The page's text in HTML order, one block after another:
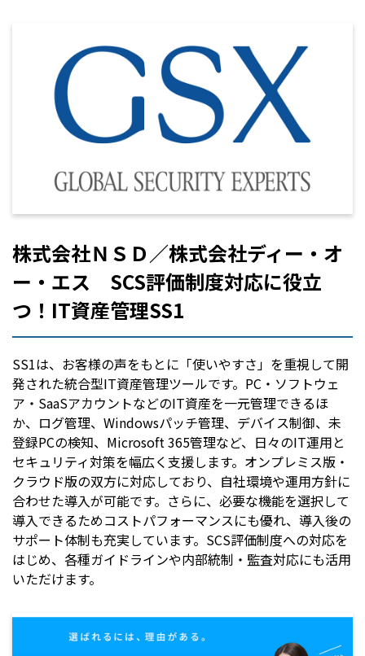
株式会社ＮＳＤ／株式会社ディー・オ
ー・エス SCS評価制度対応に役立
つ！IT資産管理SS1
SS1は、お客様の声をもとに「使いやすさ」を重視して開
発された統合型IT資産管理ツールです。PC・ソフトウェ
ア・SaaSアカウントなどのIT資産を一元管理できるほ
か、ログ管理、Windowsパッチ管理、デバイス制御、未
登録PCの検知、Microsoft 365管理など、日々のIT運用と
セキュリティ対策を幅広く支援します。オンプレミス版・
クラウド版の双方に対応しており、自社環境や運用方針に
合わせた導入が可能です。さらに、必要な機能を選択して
導入できるためコストパフォーマンスにも優れ、導入後の
サポート体制も充実しています。SCS評価制度への対応を
はじめ、各種ガイドラインや内部統制・監査対応にも活用
いただけます。